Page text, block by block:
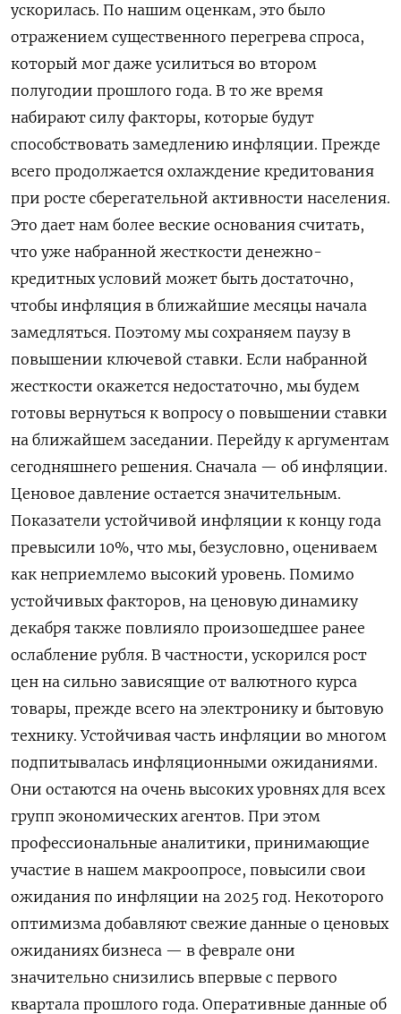
ускорилась. По нашим оценкам, это было
отражением существенного перегрева спроса,
который мог даже усилиться во втором
полугодии прошлого года. В то же время
набирают силу факторы, которые будут
способствовать замедлению инфляции. Прежде
всего продолжается охлаждение кредитования
при росте сберегательной активности населения.
Это дает нам более веские основания считать,
что уже набранной жесткости денежно-
кредитных условий может быть достаточно,
чтобы инфляция в ближайшие месяцы начала
замедляться. Поэтому мы сохраняем паузу в
повышении ключевой ставки. Если набранной
жесткости окажется недостаточно, мы будем
готовы вернуться к вопросу о повышении ставки
на ближайшем заседании. Перейду к аргументам
сегодняшнего решения. Сначала — об инфляции.
Ценовое давление остается значительным.
Показатели устойчивой инфляции к концу года
превысили 10%, что мы, безусловно, оцениваем
как неприемлемо высокий уровень. Помимо
устойчивых факторов, на ценовую динамику
декабря также повлияло произошедшее ранее
ослабление рубля. В частности, ускорился рост
цен на сильно зависящие от валютного курса
товары, прежде всего на электронику и бытовую
технику. Устойчивая часть инфляции во многом
подпитывалась инфляционными ожиданиями.
Они остаются на очень высоких уровнях для всех
групп экономических агентов. При этом
профессиональные аналитики, принимающие
участие в нашем макроопросе, повысили свои
ожидания по инфляции на 2025 год. Некоторого
оптимизма добавляют свежие данные о ценовых
ожиданиях бизнеса — в феврале они
значительно снизились впервые с первого
квартала прошлого года. Оперативные данные об